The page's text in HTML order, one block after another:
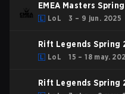
EMEA Masters
LoL 3 – 9 jun. 2025
Rift Legends Spring
LoL 15 – 18 may.
Rift Legends Spring